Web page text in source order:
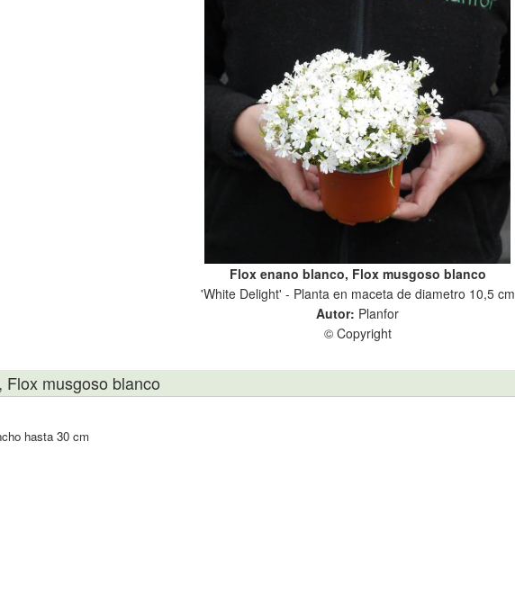
Flox enano blanco, Flox musgoso blanco
'White Delight' - Planta en maceta de diametro 10,5 cm
Autor: Planfor
© Copyright
musgoso blanco
hasta 30 cm